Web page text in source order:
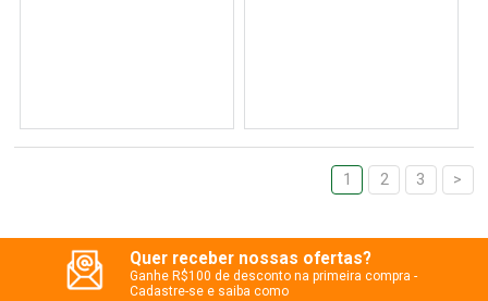
1 2 3 >
Quer receber nossas ofertas?
Ganhe R$100 de desconto na primeira compra -
Cadastre-se e saiba como